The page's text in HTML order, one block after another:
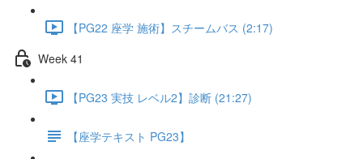
【PG22 座学 施術】スチームバス (2:17)
Week 41
【PG23 実技 レベル2】診断 (21:27)
【座学テキスト PG23】